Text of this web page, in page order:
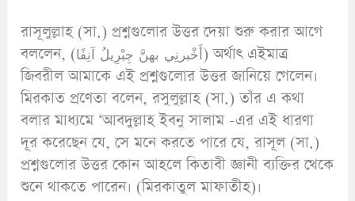
রাসূলুল্লাহ (সা.) প্রশ্নগুলোর উত্তর দেয়া শুরু করার আগে
বললেন, (أَخْبرنِي بهنَّ جِبْرِيلُ آنِفًا) অর্থাৎ এইমাত্র
জিবরীল আমাকে এই প্রশ্নগুলোর উত্তর জানিয়ে গেলেন।
মিরকাত প্রণেতা বলেন, রসুলুল্লাহ (সা.) তাঁর এ কথা
বলার মাধ্যমে ‘আবদুল্লাহ ইবনু সালাম -এর এই ধারণা
দূর করেছেন যে, সে মনে করতে পারে যে, রাসূল (সা.)
প্রশ্নগুলোর উত্তর কোন আহলে কিতাবী জ্ঞানী ব্যক্তির থেকে
শুনে থাকতে পারেন। (মিরকাতুল মাফাতীহ)।